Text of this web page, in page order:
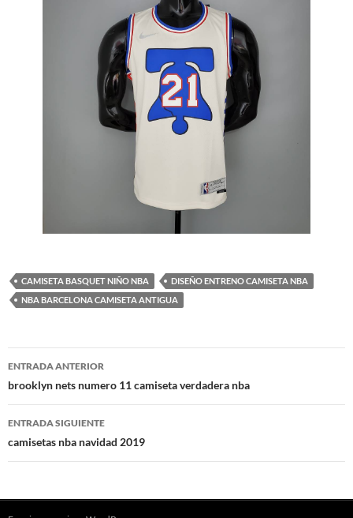
CAMISETA BASQUET NIÑO NBA
DISEÑO ENTRENO CAMISETA NBA
NBA BARCELONA CAMISETA ANTIGUA
Navegación
de
entradas
ENTRADA ANTERIOR
brooklyn nets numero 11 camiseta verdadera nba
ENTRADA SIGUIENTE
camisetas nba navidad 2019